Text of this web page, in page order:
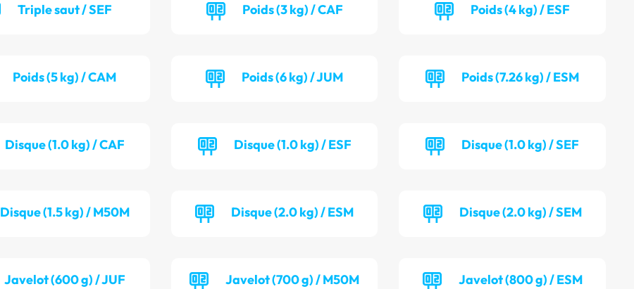
Triple saut / SEF Poids (3 kg) / CAF Poids (4 kg) / ESF
Poids (5 kg) / CAM Poids (6 kg) / JUM Poids (7.26 kg) / ESM
Disque (1.0 kg) / CAF Disque (1.0 kg) / ESF Disque (1.0 kg) / SEF
Disque (1.5 kg) / M50M Disque (2.0 kg) / ESM Disque (2.0 kg) / SEM
Javelot (600 g) / JUF Javelot (700 g) / M50M Javelot (800 g) / ESM